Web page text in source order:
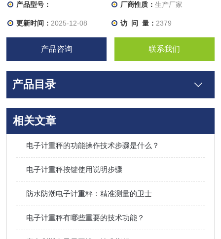
产品型号： 厂商性质： 生产厂家
更新时间： 2025-12-08 访 问 量： 2379
产品咨询 联系我们
产品目录
相关文章
电子计重秤的功能操作技术步骤是什么？
电子计重秤按键使用说明步骤
防水防潮电子计重秤：精准测量的卫士
电子计重秤有哪些重要的技术功能？